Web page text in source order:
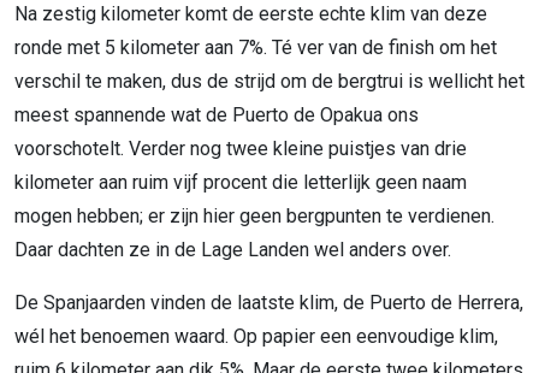
Na zestig kilometer komt de eerste echte klim van deze
ronde met 5 kilometer aan 7%. Té ver van de finish om het
verschil te maken, dus de strijd om de bergtrui is wellicht het
meest spannende wat de Puerto de Opakua ons
voorschotelt. Verder nog twee kleine puistjes van drie
kilometer aan ruim vijf procent die letterlijk geen naam
mogen hebben; er zijn hier geen bergpunten te verdienen.
Daar dachten ze in de Lage Landen wel anders over.
De Spanjaarden vinden de laatste klim, de Puerto de Herrera,
wél het benoemen waard. Op papier een eenvoudige klim,